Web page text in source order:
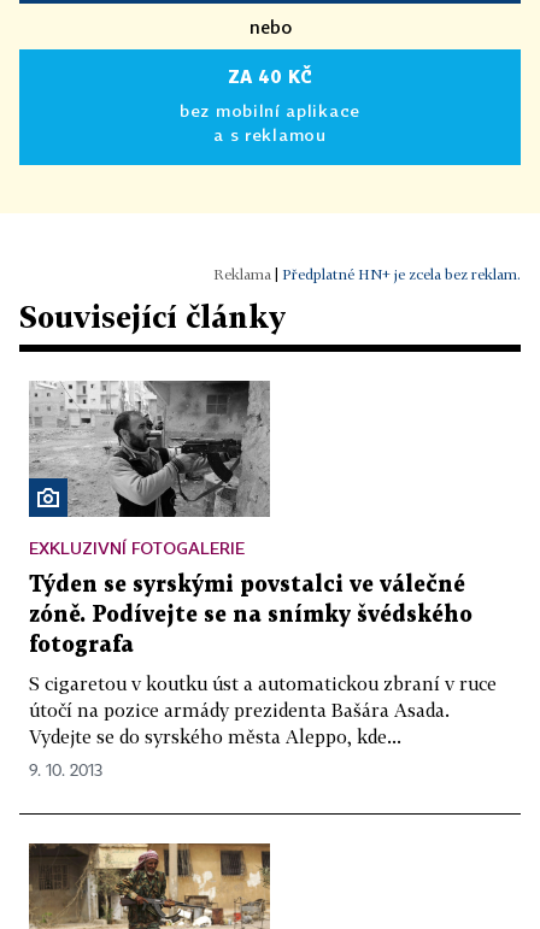
nebo
ZA 40 KČ
bez mobilní aplikace
a s reklamou
Předplatné HN+ je zcela bez reklam.
Související články
EXKLUZIVNÍ FOTOGALERIE
Týden se syrskými povstalci ve válečné
zóně. Podívejte se na snímky švédského
fotografa
S cigaretou v koutku úst a automatickou zbraní v ruce
útočí na pozice armády prezidenta Bašára Asada.
Vydejte se do syrského města Aleppo, kde...
9. 10. 2013